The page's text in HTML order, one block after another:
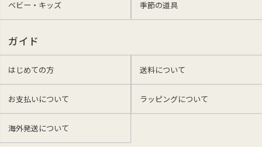
ベビー・キッズ 季節の道具
ガイド
はじめての方 送料について
お支払いについて ラッピングについて
海外発送について